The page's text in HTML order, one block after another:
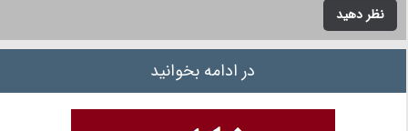
نظر دهید
در ادامه بخوانید